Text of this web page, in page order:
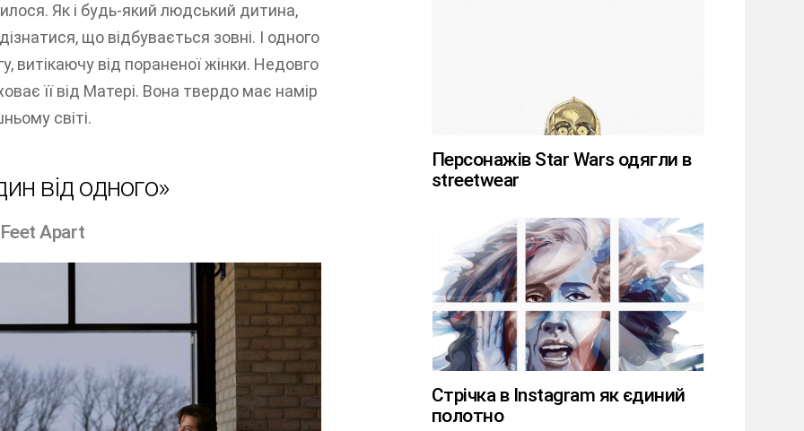
Як і будь-який людський дитина,
що відбувається зовні. І одного
витікаючу від пораненої жінки. Недовго
її від Матері. Вона твердо має намір
світі.
від одного»
Apart
Персонажів Star Wars одягли в
streetwear
Стрічка в Instagram як єдиний
полотно